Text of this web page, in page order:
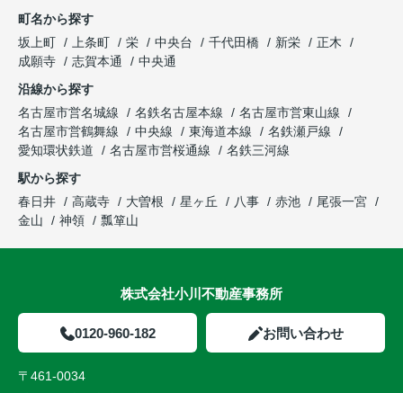
町名から探す
坂上町
上条町 栄 中央台 千代田橋 新栄
正木
成願寺
志賀本通
中央通
沿線から探す
名古屋市営名城線
名鉄名古屋本線
名古屋市営東山線
名古屋市営鶴舞線
中央線 東海道本線
名鉄瀬戸線
愛知環状鉄道
名古屋市営桜通線
名鉄三河線
駅から探す
春日井
高蔵寺 大曽根 星ヶ丘 八事 赤池
尾張一宮
金山
神領 瓢箪山
株式会社小川不動産事務所
0120-960-182 お問い合わせ
〒461-0034